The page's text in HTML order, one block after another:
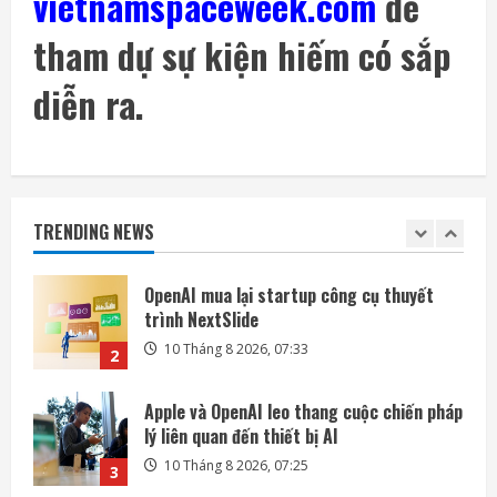
tham dự sự kiện hiếm có sắp
diễn ra.
TRENDING NEWS
5
1
Bài kiểm tra an toàn AI đang trở thành
nguồn rủi ro
2
OpenAI mua lại startup công cụ thuyết
3
Apple và OpenAI leo thang cuộc chiến pháp
lý liên quan đến thiết bị AI
10 Tháng 8 2026, 07:25
4
Các kỹ sư chạy đua cứu tàu vũ trụ LINK
trước khi quá muộn
9 Tháng 8 2026, 19:00